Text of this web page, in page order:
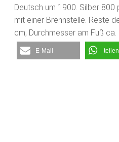
Deutsch um 1900. Silber
mit einer Brennstelle. Reste
cm, Durchmesser am Fuß
E-Mail teilen